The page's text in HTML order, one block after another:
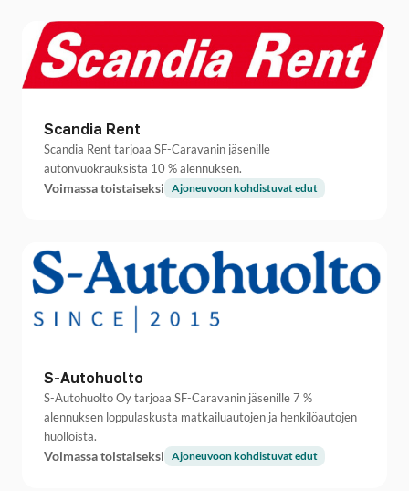
Scandia Rent
Scandia Rent tarjoaa SF-Caravanin jäsenille
autonvuokrauksista 10 % alennuksen.
Voimassa toistaiseksi Ajoneuvoon kohdistuvat edut
S-Autohuolto
S-Autohuolto Oy tarjoaa SF-Caravanin jäsenille 7 %
alennuksen loppulaskusta matkailuautojen ja henkilöautojen
huolloista.
Voimassa toistaiseksi Ajoneuvoon kohdistuvat edut